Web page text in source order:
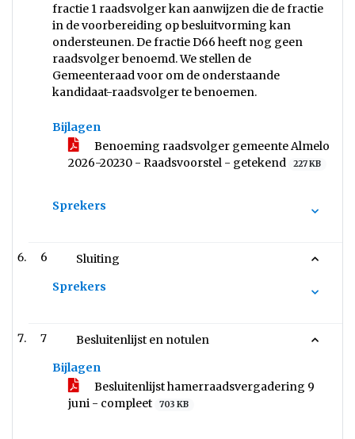
fractie 1 raadsvolger kan aanwijzen die de fractie
in de voorbereiding op besluitvorming kan
ondersteunen. De fractie D66 heeft nog geen
raadsvolger benoemd. We stellen de
Gemeenteraad voor om de onderstaande
kandidaat-raadsvolger te benoemen.
Bijlagen
Benoeming raadsvolger gemeente Almelo
2026-20230 - Raadsvoorstel - getekend
227 KB
Sprekers
6
Sluiting
Sprekers
7
Besluitenlijst en notulen
Bijlagen
Besluitenlijst hamerraadsvergadering 9
juni - compleet
703 KB